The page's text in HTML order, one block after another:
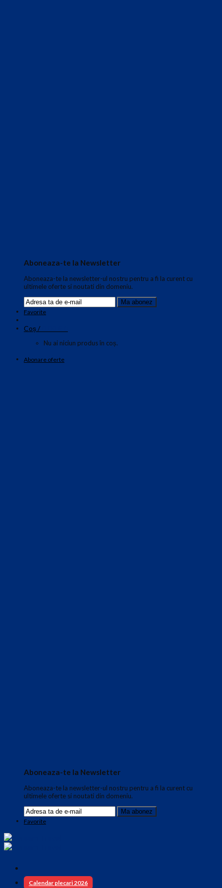
Aboneaza-te la Newsletter
Aboneaza-te la newsletter-ul nostru pentru a fi la curent cu
ultimele oferte si noutati din domeniu.
Favorite
Coș /
Nu ai niciun produs în coș.
Abonare oferte
Aboneaza-te la Newsletter
Aboneaza-te la newsletter-ul nostru pentru a fi la curent cu
ultimele oferte si noutati din domeniu.
Favorite
Calendar plecari 2026